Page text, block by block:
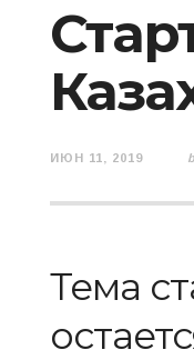
ИЮН 11, 2019
Тема